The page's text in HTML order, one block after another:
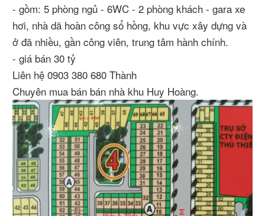
- gồm: 5 phòng ngủ - 6WC - 2 phòng khách - gara xe
hơi, nhà dã hoàn công sổ hồng, khu vực xây dựng và
ở đã nhiều, gần công viên, trung tâm hành chính.
- giá bán 30 tỷ
Liên hệ 0903 380 680 Thành
Chuyên mua bán bán nhà khu Huy Hoàng.